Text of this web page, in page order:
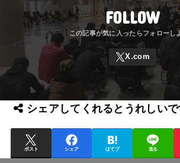
FOLLOW
シェアしてくれるとうれしいで
ポスト シェア はてブ 送る